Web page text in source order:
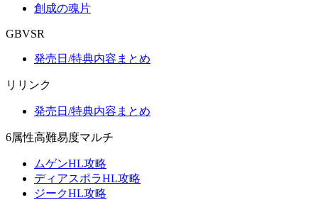
創成の魂片
GBVSR
発売日/特典内容まとめ
リリンク
発売日/特典内容まとめ
6属性高難易度マルチ
ムゲンHL攻略
ディアスポラHL攻略
ジークHL攻略